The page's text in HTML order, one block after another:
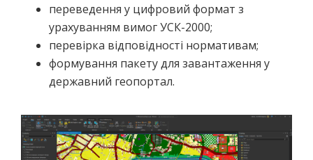
переведення у цифровий формат з
урахуванням вимог УСК-2000;
перевірка відповідності нормативам;
формування пакету для завантаження у
державний геопортал.